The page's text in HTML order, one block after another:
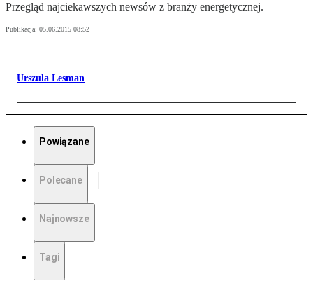
Przegląd najciekawszych newsów z branży energetycznej.
Publikacja: 05.06.2015 08:52
Urszula Lesman
Powiązane
Polecane
Najnowsze
Tagi